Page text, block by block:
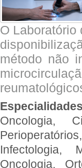
O
método não
Oncologia,
Infectologia,
Oncologia,